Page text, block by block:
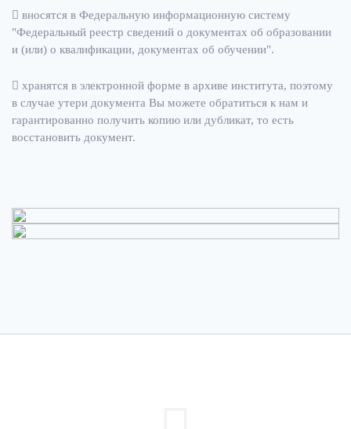
вносятся в Федеральную информационную систему
"Федеральный реестр сведений о документах об образовании
и (или) о квалификации, документах об обучении".
хранятся в электронной форме в архиве института, поэтому
в случае утери документа Вы можете обратиться к нам и
гарантированно получить копию или дубликат, то есть
восстановить документ.